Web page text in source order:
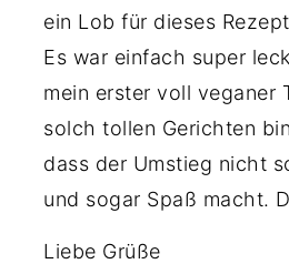
ein Lob für dieses
Es war einfach super
mein erster voll veganer
solch tollen Gerichten
dass der Umstieg nicht
und sogar Spaß macht.
Liebe Grüße